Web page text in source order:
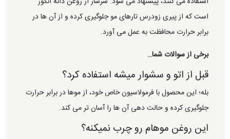
است که از پیری زودرس تارهای مو جلوگیری کرده و از آن ها در
برابر حرارت محافظت به عمل می آورد.
برخی از سوالات شما…
قبل از اتو و سشوار میشه استفاده کرد؟
بله؛ این محصول با فرمولاسیون خاص خود، از موها در برابر حرارت
جلوگیری کرده و حالت دهی آن ها را آسان تر می کند.
این روغن موهام رو چرب نمیکنه؟